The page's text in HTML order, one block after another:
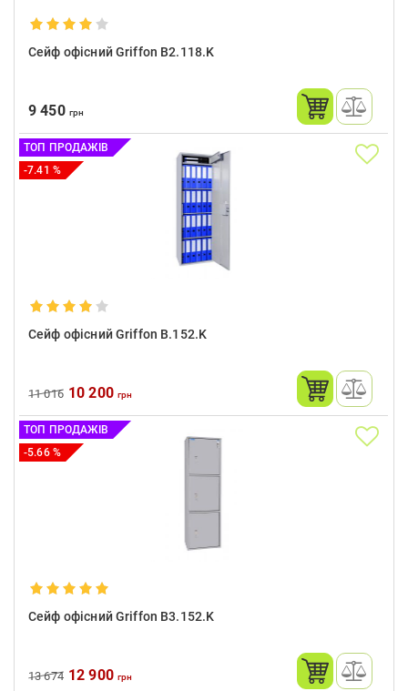
Сейф офісний Griffon B2.118.K
9 450 грн
ТОП ПРОДАЖІВ
-7.41 %
Сейф офісний Griffon B.152.K
11 016 10 200 грн
ТОП ПРОДАЖІВ
-5.66 %
Сейф офісний Griffon B3.152.K
13 674 12 900 грн